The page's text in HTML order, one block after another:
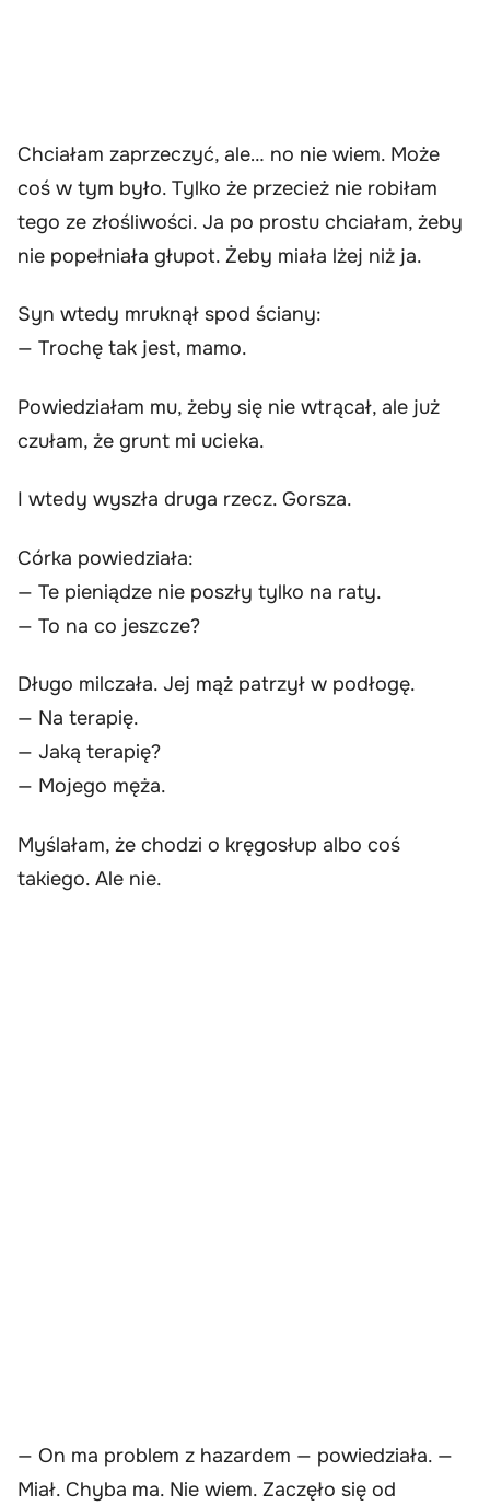
Chciałam zaprzeczyć, ale… no nie wiem. Może
coś w tym było. Tylko że przecież nie robiłam
tego ze złośliwości. Ja po prostu chciałam, żeby
nie popełniała głupot. Żeby miała lżej niż ja.
Syn wtedy mruknął spod ściany:
— Trochę tak jest, mamo.
Powiedziałam mu, żeby się nie wtrącał, ale już
czułam, że grunt mi ucieka.
I wtedy wyszła druga rzecz. Gorsza.
Córka powiedziała:
— Te pieniądze nie poszły tylko na raty.
— To na co jeszcze?
Długo milczała. Jej mąż patrzył w podłogę.
— Na terapię.
— Jaką terapię?
— Mojego męża.
Myślałam, że chodzi o kręgosłup albo coś
takiego. Ale nie.
— On ma problem z hazardem — powiedziała. —
Miał. Chyba ma. Nie wiem. Zaczęło się od